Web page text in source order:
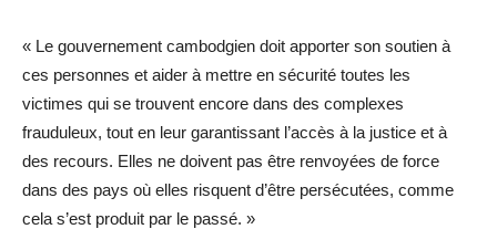
« Le gouvernement cambodgien doit apporter son soutien à
ces personnes et aider à mettre en sécurité toutes les
victimes qui se trouvent encore dans des complexes
frauduleux, tout en leur garantissant l’accès à la justice et à
des recours. Elles ne doivent pas être renvoyées de force
dans des pays où elles risquent d’être persécutées, comme
cela s’est produit par le passé. »